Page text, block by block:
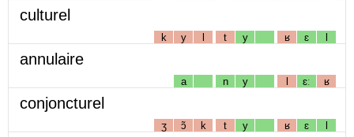
culturel
k y l t y ʁ ɛ l
annulaire
a n y l ɛː ʁ
conjoncturel
ʒ ɔ̃ k t y ʁ ɛ l